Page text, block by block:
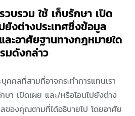
วบรวม ใช้ เก็บรักษา เปิด
ยังต่างประเทศซึ่งข้อมูล
ะอาศัยฐานทางกฎหมายใด
มดังกล่าว
คคลที่สามที่อาจกระทำการแทนเรา
ษา เปิดเผย และ/หรือโอนไปยังต่าง
ของคุณตามที่ได้อธิบายไป โดยอาศัย